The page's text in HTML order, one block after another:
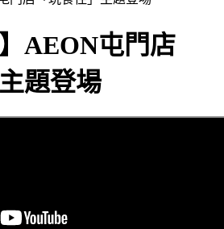
AEON屯門店
題登場